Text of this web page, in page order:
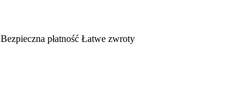
Bezpieczna płatność Łatwe zwroty